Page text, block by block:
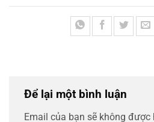
Để lại một bình luận
Email của bạn sẽ không được